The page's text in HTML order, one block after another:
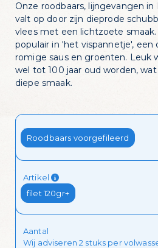
Onze roodbaars, lijngevangen
valt op door zijn dieprode
vlees met een lichtzoete
populair in 'het vispannetje',
romige saus en groenten. Leuk
wel tot 100 jaar oud worden,
diepe smaak.
Kies je stuk
Roodbaars voorgefileerd
Artikel
filet 120gr+
Aantal
Wij adviseren 2 stuks per
Zin in dagelijks
visvoordeel?
Schrijf je in voor onze